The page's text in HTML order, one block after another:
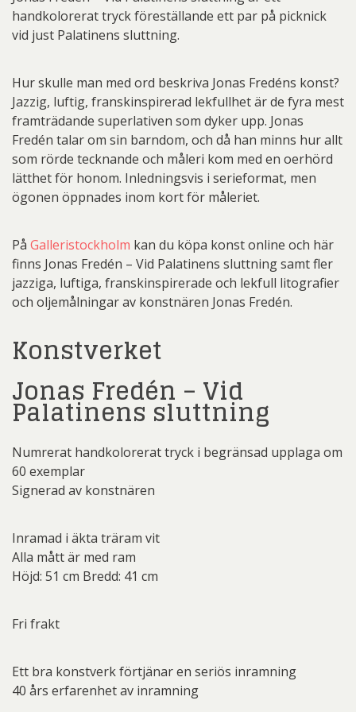
handkolorerat tryck föreställande ett par på picknick
vid just Palatinens sluttning.
Hur skulle man med ord beskriva Jonas Fredéns konst?
Jazzig, luftig, franskinspirerad lekfullhet är de fyra mest
framträdande superlativen som dyker upp. Jonas
Fredén talar om sin barndom, och då han minns hur allt
som rörde tecknande och måleri kom med en oerhörd
lätthet för honom. Inledningsvis i serieformat, men
ögonen öppnades inom kort för måleriet.
På Galleristockholm kan du köpa konst online och här
finns Jonas Fredén – Vid Palatinens sluttning samt fler
jazziga, luftiga, franskinspirerade och lekfull litografier
och oljemålningar av konstnären Jonas Fredén.
Konstverket
Jonas Fredén – Vid
Palatinens sluttning
Numrerat handkolorerat tryck i begränsad upplaga om
60 exemplar
Signerad av konstnären
Inramad i äkta träram vit
Alla mått är med ram
Höjd: 51 cm Bredd: 41 cm
Fri frakt
Ett bra konstverk förtjänar en seriös inramning
40 års erfarenhet av inramning